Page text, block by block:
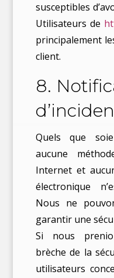
susceptibles
Utilisateurs de
principalement
client.
8.
Quels que
aucune
Internet et
électronique
Nous ne
garantir une
Si nous
brèche de la
utilisateurs